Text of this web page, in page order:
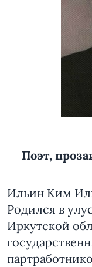
Поэт,
Ильин Ким
Родился в
Иркутской